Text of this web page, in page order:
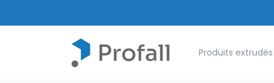
Show submenu
Produits extrudés